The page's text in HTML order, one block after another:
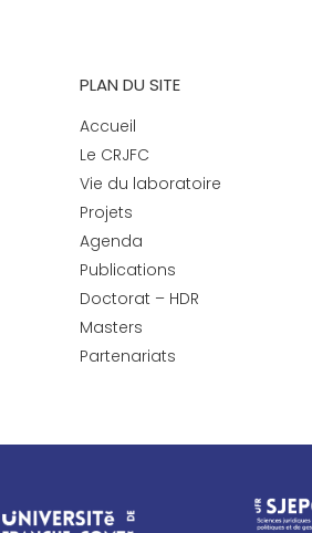
PLAN DU SITE
Accueil
Le CRJFC
Vie du laboratoire
Projets
Agenda
Publications
Doctorat – HDR
Masters
Partenariats